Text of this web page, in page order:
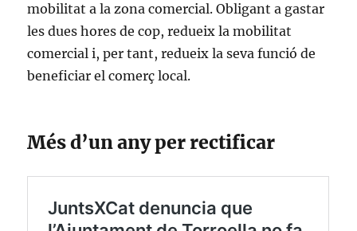
mobilitat a la zona comercial. Obligant a gastar
les dues hores de cop, redueix la mobilitat
comercial i, per tant, redueix la seva funció de
beneficiar el comerç local.
Més d’un any per rectificar